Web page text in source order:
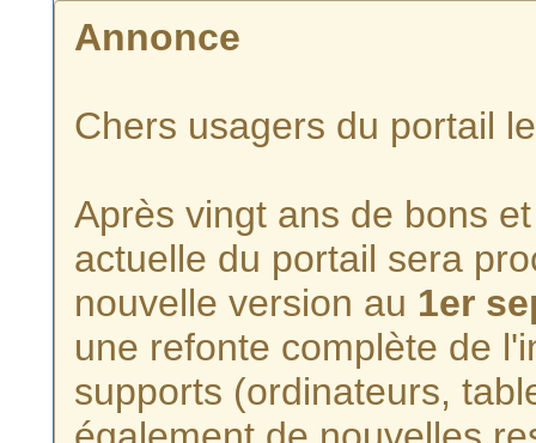
Annonce
Chers usagers du portail
Après vingt ans de bons
actuelle du portail sera
nouvelle version au 1er
une refonte complète de
supports (ordinateurs,